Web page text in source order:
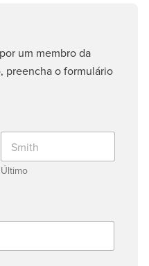
um membro da
preencha o formulário
Último